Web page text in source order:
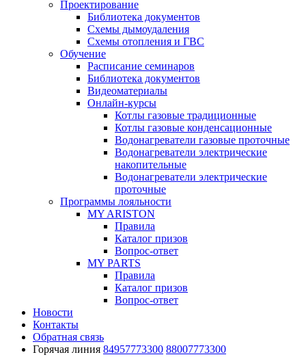
Проектирование
Библиотека документов
Схемы дымоудаления
Схемы отопления и ГВС
Обучение
Расписание семинаров
Библиотека документов
Видеоматериалы
Онлайн-курсы
Котлы газовые традиционные
Котлы газовые конденсационные
Водонагреватели газовые проточные
Водонагреватели электрические
накопительные
Водонагреватели электрические
проточные
Программы лояльности
MY ARISTON
Правила
Каталог призов
Вопрос-ответ
MY PARTS
Правила
Каталог призов
Вопрос-ответ
Новости
Контакты
Обратная связь
Горячая линия 84957773300 88007773300